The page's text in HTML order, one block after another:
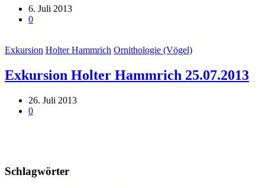
6. Juli 2013
0
Exkursion Holter Hammrich Ornithologie (Vögel)
Exkursion Holter Hammrich 25.07.2013
26. Juli 2013
0
Schlagwörter